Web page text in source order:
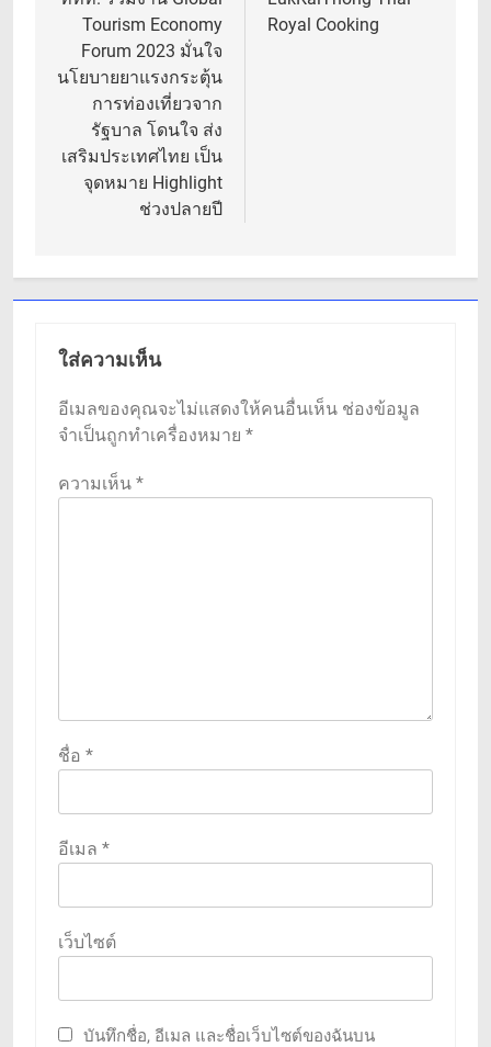
Tourism Economy
Forum 2023 มั่นใจ
นโยบายยาแรงกระตุ้น
การท่องเที่ยวจาก
รัฐบาล โดนใจ ส่ง
เสริมประเทศไทย เป็น
จุดหมาย Highlight
ช่วงปลายปี
Royal Cooking
ใส่ความเห็น
อีเมลของคุณจะไม่แสดงให้คนอื่นเห็น ช่องข้อมูล
จำเป็นถูกทำเครื่องหมาย *
ความเห็น *
ชื่อ *
อีเมล *
เว็บไซต์
บันทึกชื่อ, อีเมล และชื่อเว็บไซต์ของฉันบน